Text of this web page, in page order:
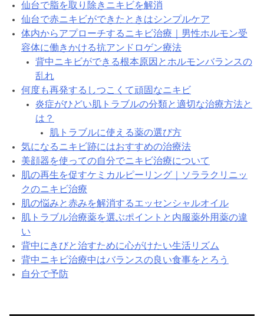
仙台で脂を取り除きニキビを解消
仙台で赤ニキビができたときはシンプルケア
体内からアプローチするニキビ治療｜男性ホルモン受
容体に働きかける抗アンドロゲン療法
背中ニキビができる根本原因とホルモンバランスの
乱れ
何度も再発するしつこくて頑固なニキビ
炎症がひどい肌トラブルの分類と適切な治療方法と
は？
肌トラブルに使える薬の選び方
気になるニキビ跡にはおすすめの治療法
美顔器を使っての自分でニキビ治療について
肌の再生を促すケミカルピーリング｜ソララクリニッ
クのニキビ治療
肌の悩みと赤みを解消するエッセンシャルオイル
肌トラブル治療薬を選ぶポイントと内服薬外用薬の違
い
背中にきびと治すために心がけたい生活リズム
背中ニキビ治療中はバランスの良い食事をとろう
自分で予防